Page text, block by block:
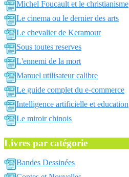
Michel Foucault et le christianisme
Le cinema ou le dernier des arts
Le chevalier de Keramour
Sous toutes reserves
L'ennemi de la mort
Manuel utilisateur calibre
Le guide complet du e-commerce
Intelligence artificielle et education
Le miroir chinois
Livres par catégorie
Bandes Dessinées